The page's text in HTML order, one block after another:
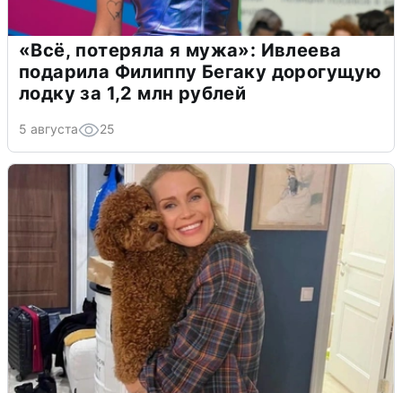
«Всё, потеряла я мужа»: Ивлеева
подарила Филиппу Бегаку дорогущую
лодку за 1,2 млн рублей
5 августа 25